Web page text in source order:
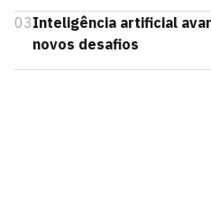
03Inteligência artificial
novos desafios